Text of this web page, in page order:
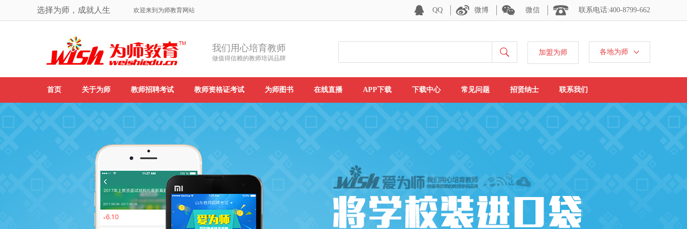
选择为师，成就人生 欢迎来到为师教育网站 联系电话:400-8799-662
微信
微博
QQ
加盟为师 各地为师
我们用心培育教师
做值得信赖的教师培训品牌
首页 关于为师 教师招聘考试 教师资格证考试 为师图书 在线直播 APP下载 下载中心 常见问题 招贤纳士 联系我们